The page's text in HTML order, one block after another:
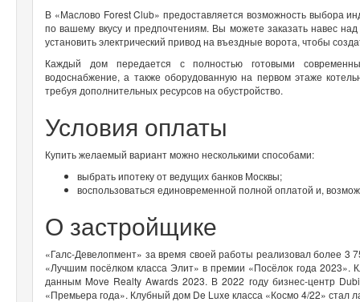
В «Маслово Forest Club» предоставляется возможность выбора
по вашему вкусу и предпочтениям. Вы можете заказать навес
установить электрический привод на въездные ворота, чтобы
Каждый дом передается с полностью готовыми
водоснабжение, а также оборудованную на первом этаже
требуя дополнительных ресурсов на обустройство.
Условия оплаты
Купить желаемый вариант можно несколькими способами:
выбрать ипотеку от ведущих банков Москвы;
воспользоваться единовременной полной оплатой и,
О застройщике
«Галс-Девелопмент» за время своей работы реализовал более 3
«Лучшим посёлком класса Элит» в премии «Посёлок года 2023».
данным Move Realty Awards 2023. В 2022 году бизнес-центр
«Премьера года». Клубный дом De Luxe класса «Космо 4/22»